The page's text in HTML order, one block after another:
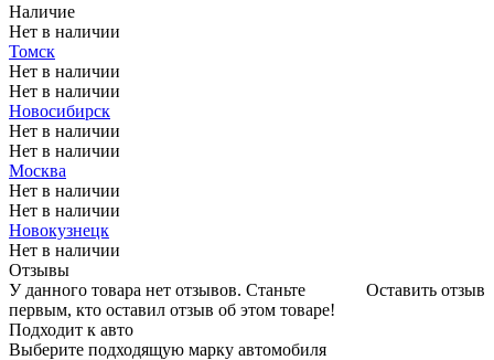
Наличие
Нет в наличии
Томск
Нет в наличии
Нет в наличии
Новосибирск
Нет в наличии
Нет в наличии
Москва
Нет в наличии
Нет в наличии
Новокузнецк
Нет в наличии
Отзывы
Оставить отзыв
У данного товара нет отзывов. Станьте
первым, кто оставил отзыв об этом товаре!
Подходит к авто
Выберите подходящую марку автомобиля